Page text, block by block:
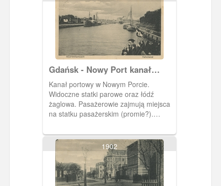
Lubeck (Oliwska 6-7).
Gdańsk - Nowy Port kanał
portowy, Danzig - Neufarwasser
Hafenkanal
Kanał portowy w Nowym Porcie.
Widoczne statki parowe oraz łódź
żaglowa. Pasażerowie zajmują miejsca
na statku pasażerskim (promie?).
1902